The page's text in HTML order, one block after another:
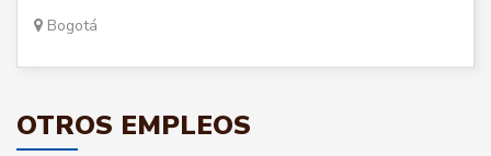
Bogotá
OTROS EMPLEOS